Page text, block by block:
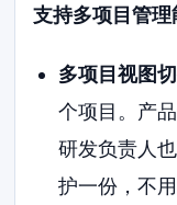
支持多项目管理
多项目视图
个项目。产
研发负责人
护一份，不